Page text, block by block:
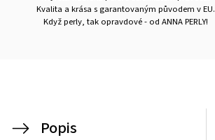
Kvalita a krása s garantovaným původem v EU.
Když perly, tak opravdové - od ANNA PERLY!
Popis